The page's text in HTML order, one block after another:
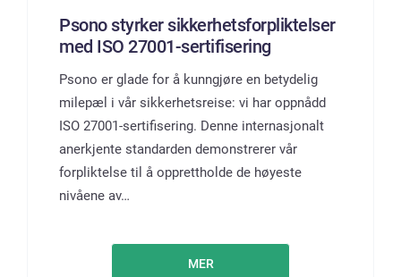
Psono styrker sikkerhetsforpliktelser
med ISO 27001-sertifisering
Psono er glade for å kunngjøre en betydelig
milepæl i vår sikkerhetsreise: vi har oppnådd
ISO 27001-sertifisering. Denne internasjonalt
anerkjente standarden demonstrerer vår
forpliktelse til å opprettholde de høyeste
nivåene av…
MER